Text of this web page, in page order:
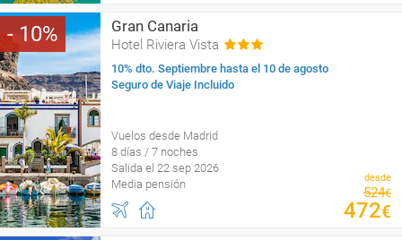
10 Gran Canaria
Hotel Riviera Vista
10% dto. Septiembre hasta el 10 de agosto
Seguro de Viaje Incluido
Vuelos desde Madrid
8 días / 7 noches
Salida el 22 sep 2026
Media pensión
desde
524€
472€